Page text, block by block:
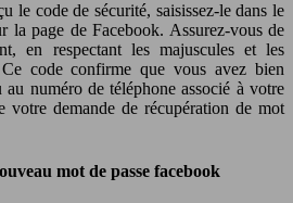
le code de sécurité, saisissez-le dans le
la page de Facebook. Assurez-vous de
en respectant les majuscules et les
Ce code confirme que vous avez bien
au numéro de téléphone associé à votre
votre demande de récupération de mot
mot de passe facebook